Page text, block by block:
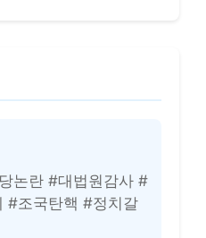
논란 #대법원감사 #
#조국탄핵 #정치갈